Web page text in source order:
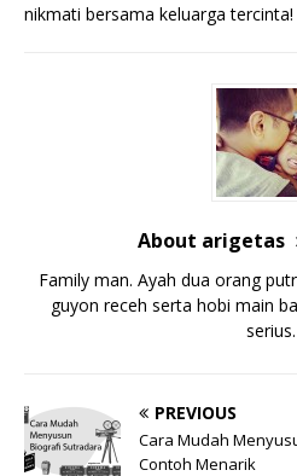
nikmati bersama keluarga tercinta!
About arigetas
Family man. Ayah dua orang
guyon receh serta hobi main
serius.
PREVIOUS
Cara Mudah
Contoh Menarik